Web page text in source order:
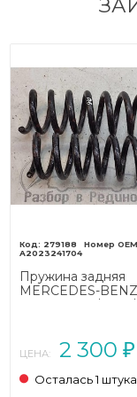
279188
A2023241704
Пружина задняя
MERCEDES-
ЦЕНА: 2 300 ₽
Осталась 1 штука